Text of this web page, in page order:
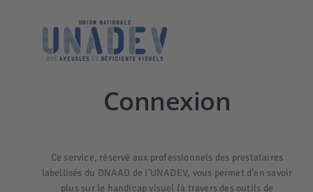
Connexion
Ce service, réservé aux professionnels des prestataires
labellisés du DNAAD de l’UNADEV, vous permet d’en savoir
plus sur le handicap visuel (à travers des outils de